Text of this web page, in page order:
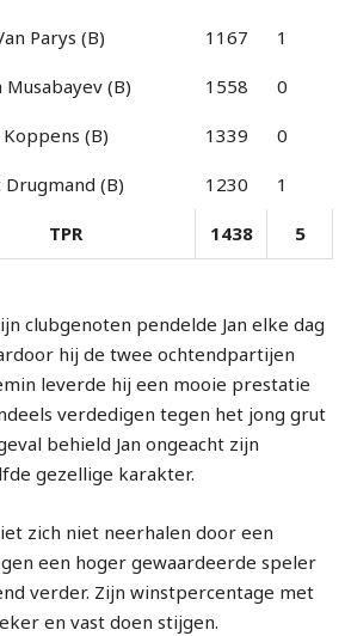
Parys (B) 1167 1
Musabayev (B) 1558 0
(B) 1339 0
(B) 1230 1
TPR 1438 5
clubgenoten pendelde Jan elke dag
hij de twee ochtendpartijen
leverde hij een mooie prestatie
verdedigen tegen het jong grut
behield Jan ongeacht zijn
gezellige karakter.
zich niet neerhalen door een
een hoger gewaardeerde speler
verder. Zijn winstpercentage met
en vast doen stijgen.